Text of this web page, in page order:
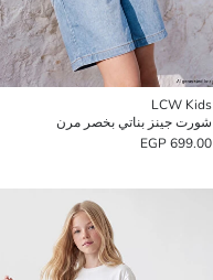
LCW Kids
شورت جينز بناتي بخصر مرن
699.00 EGP